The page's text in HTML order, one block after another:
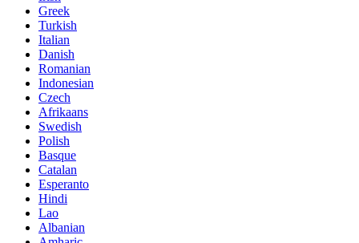
Greek
Turkish
Italian
Danish
Romanian
Indonesian
Czech
Afrikaans
Swedish
Polish
Basque
Catalan
Esperanto
Hindi
Lao
Albanian